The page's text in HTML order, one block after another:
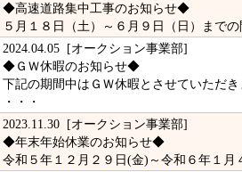
◆高速道路集中工事のお知らせ◆
５月１８日（土）～６月９日（日）までの
2024.04.05 [オークション事業部]
◆ＧＷ休暇のお知らせ◆
下記の期間中はＧＷ休暇とさせていただき
・・・
2023.11.30 [オークション事業部]
◆年末年始休業のお知らせ◆
令和５年１２月２９日(金)～令和６年１月